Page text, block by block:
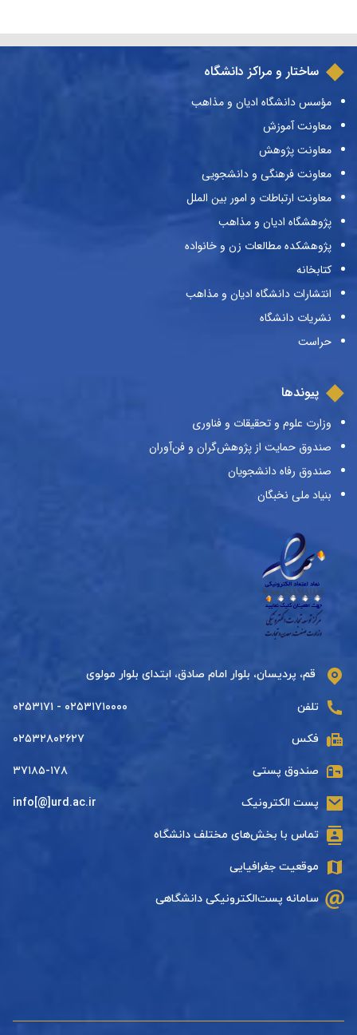
ساختار و مراکز دانشگاه
مؤسس دانشگاه ادیان و مذاهب
معاونت آموزش
معاونت پژوهش
معاونت فرهنگی و دانشجویی
معاونت ارتباطات و امور بین الملل
پژوهشگاه ادیان و مذاهب
پژوهشکده مطالعات زن و خانواده
کتابخانه
انتشارات دانشگاه ادیان و مذاهب
نشریات دانشگاه
حراست
پیوندها
وزارت علوم و تحقیقات و فناوری
صندوق حمایت از پژوهش‌گران و فن‌آوران
صندوق رفاه دانشجویان
بنیاد ملی نخبگان
قم، پردیسان، بلوار امام صادق، ابتدای بلوار مولوی
تلفن ۰۲۵۳۱۷۱۰۰۰۰ - ۰۲۵۳۱۷۱
فکس ۰۲۵۳۲۸۰۲۶۲۷
صندوق پستی ۳۷۱۸۵-۱۷۸
پست الکترونیک info[@]urd.ac.ir
تماس با بخش‌های مختلف دانشگاه
موقعیت جغرافیایی
سامانه پست‌الکترونیکی دانشگاهی